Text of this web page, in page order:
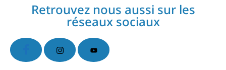
Retrouvez nous aussi sur les
réseaux sociaux